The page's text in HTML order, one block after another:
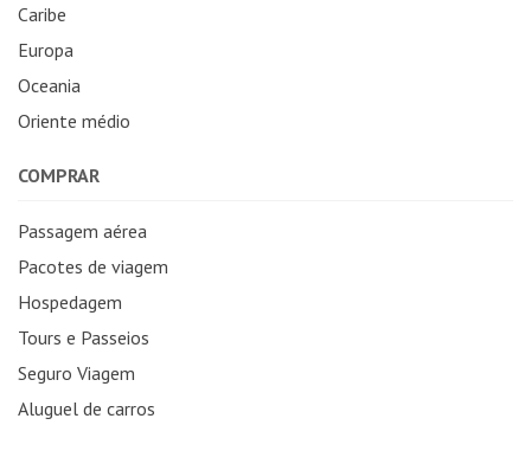
Caribe
Europa
Oceania
Oriente médio
COMPRAR
Passagem aérea
Pacotes de viagem
Hospedagem
Tours e Passeios
Seguro Viagem
Aluguel de carros